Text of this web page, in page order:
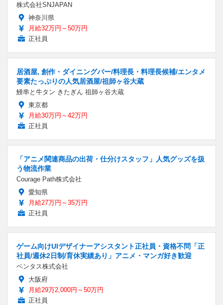
株式会社SNJAPAN
神奈川県
月給32万円～50万円
正社員
居酒屋, 創作・ダイニングバー/料理長・料理長候補/エンタメ
要素たっぷりの人気居酒屋/祖師ヶ谷大蔵
鰻串と牛タン きたぎん 祖師ヶ谷大蔵
東京都
月給30万円～42万円
正社員
「アニメ関連商品の出荷・仕分けスタッフ」人気グッズを扱
う物流作業
Courage Path株式会社
愛知県
月給27万円～35万円
正社員
ゲーム向けUIデザイナーアシスタント正社員・資格不問「正
社員/週休2日制/育休実績あり」アニメ・マンガ好き歓迎
ベンタス株式会社
大阪府
月給29万2,000円～50万円
正社員